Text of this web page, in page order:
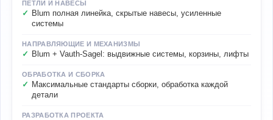
ПЕТЛИ И НАВЕСЫ
Blum полная линейка, скрытые навесы, усиленные
системы
НАПРАВЛЯЮЩИЕ И МЕХАНИЗМЫ
Blum + Vauth-Sagel: выдвижные системы, корзины, лифты
ОБРАБОТКА И СБОРКА
Максимальные стандарты сборки, обработка каждой
детали
РАЗРАБОТКА ПРОЕКТА